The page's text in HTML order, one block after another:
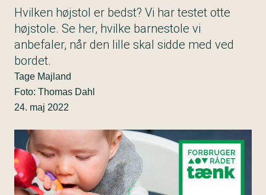
Hvilken højstol er bedst? Vi har testet otte
højstole. Se her, hvilke barnestole vi
anbefaler, når den lille skal sidde med ved
bordet.
Tage Majland
Foto: Thomas Dahl
24. maj 2022